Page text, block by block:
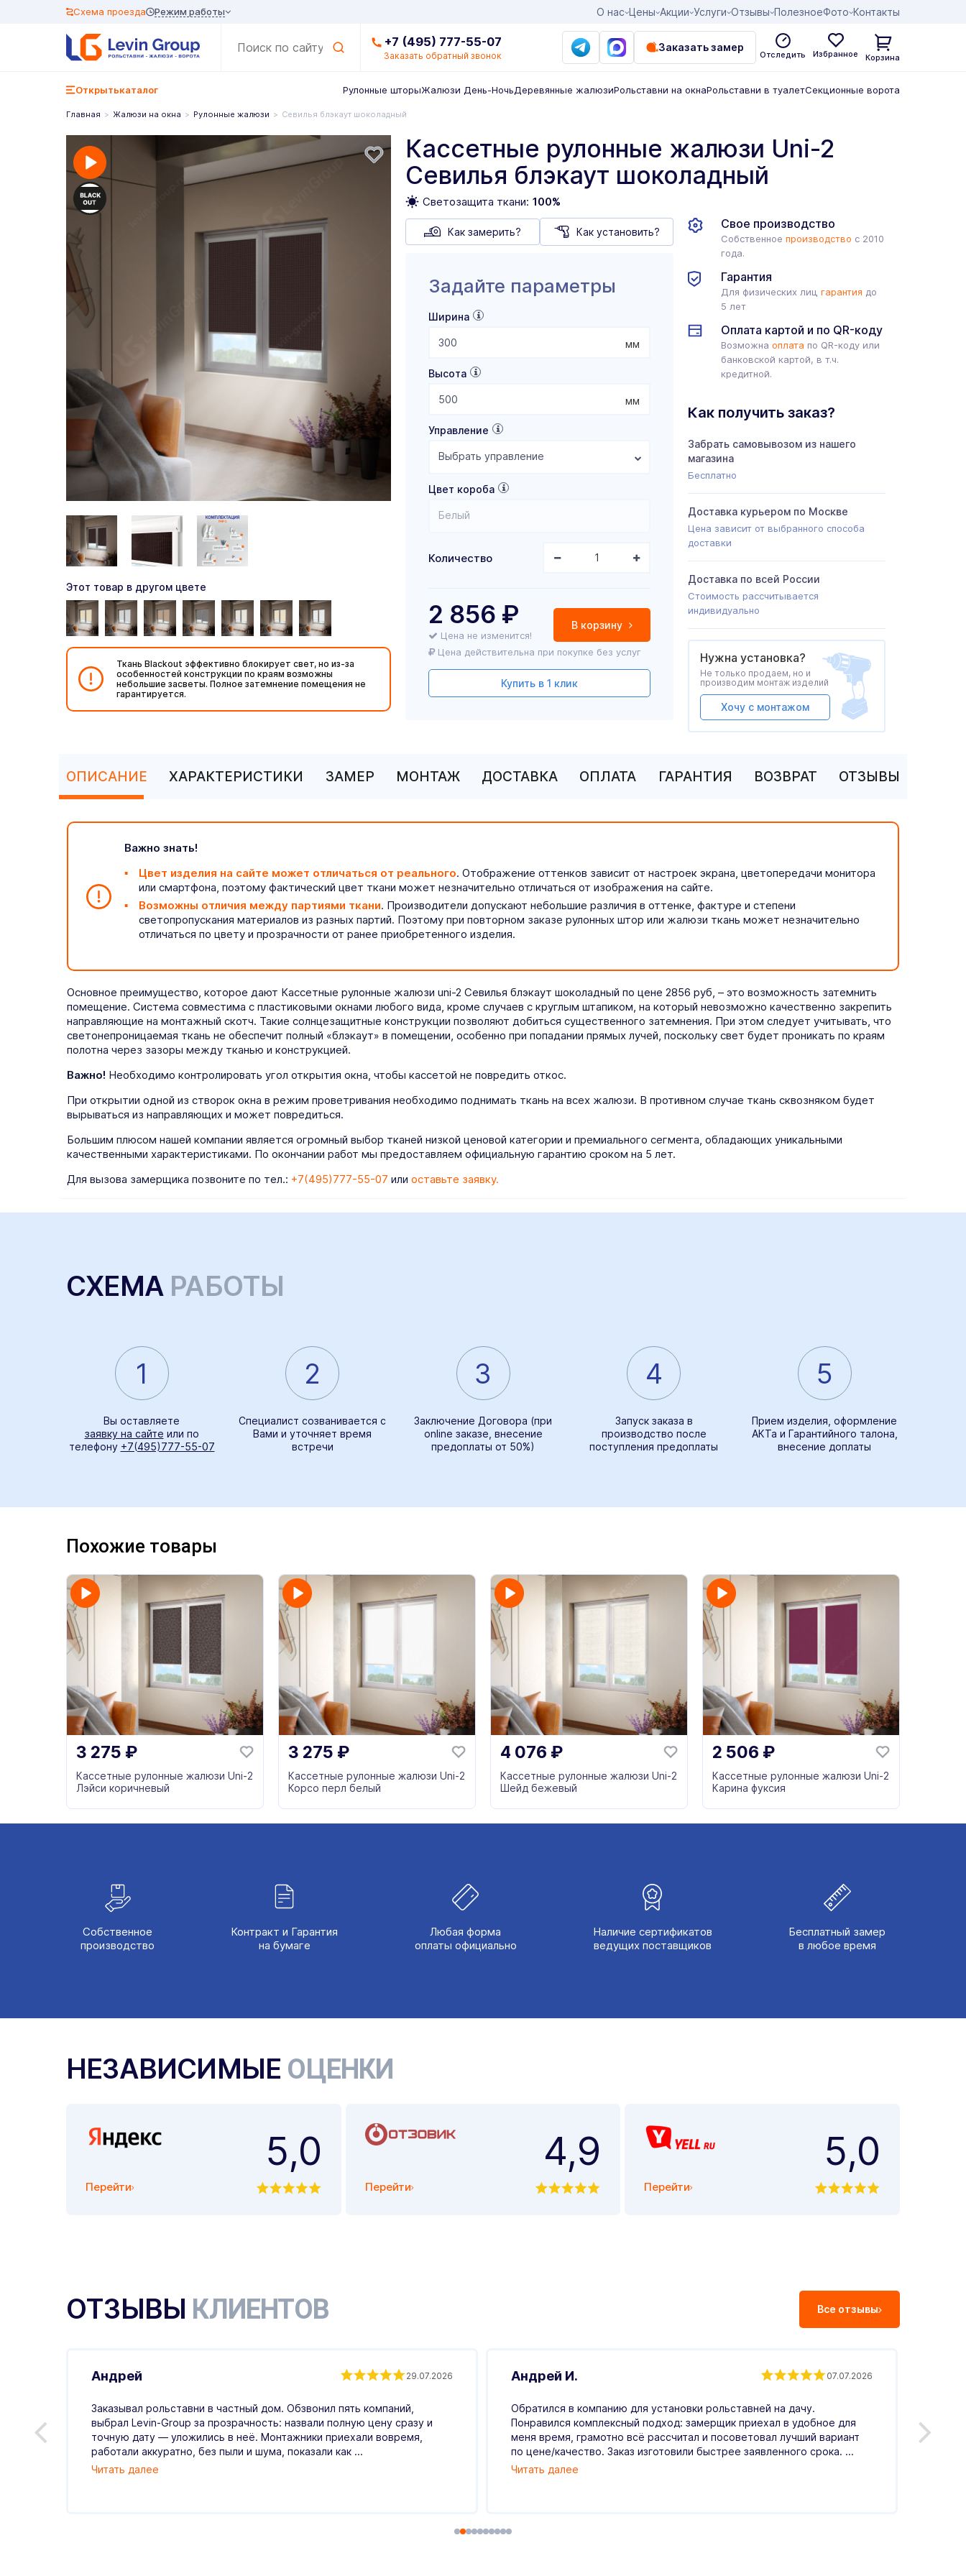
О нас Цены Акции Услуги Отзывы ПолезноеФото Контакты
Схема проезда Режим работы
+7 (495) 777-55-07
Заказать обратный звонок
Заказать замер
Отследить Избранное Корзина
Открытькаталог Рулонные шторыЖалюзи День-НочьДеревянные жалюзиРольставни на окнаРольставни в туалетСекционные ворота
Главная Жалюзи на окна Рулонные жалюзи Севилья блэкаут шоколадный
Кассетные рулонные жалюзи Uni-2
Севилья блэкаут шоколадный
Светозащита ткани: 100%
Этот товар в другом цвете
Ткань Blackout эффективно блокирует свет, но из-за
особенностей конструкции по краям возможны
небольшие засветы. Полное затемнение помещения не
гарантируется.
Как замерить? Как установить?
Задайте параметры
Ширина
мм
Высота
мм
Управление
Выбрать управление
Цвет короба
Белый
Количество
В корзину
2 856 ₽
Цена не изменится!
Цена действительна при покупке без услуг
Купить в 1 клик
Свое производство
Собственноепроизводство с 2010
года.
Гарантия
Для физических лицгарантия до
5 лет
Оплата картой и по QR-коду
Возможнаоплата по QR-коду или
банковской картой, в т.ч.
кредитной.
Как получить заказ?
Забрать самовывозом из нашего
магазина
Бесплатно
Доставка курьером по Москве
Цена зависит от выбранного способа
доставки
Доставка по всей России
Стоимость рассчитывается
индивидуально
Нужна установка?
Не только продаем, но и
производим монтаж изделий
Хочу с монтажом
ОПИСАНИЕ ХАРАКТЕРИСТИКИ ЗАМЕР МОНТАЖ ДОСТАВКА ОПЛАТА ГАРАНТИЯ ВОЗВРАТ ОТЗЫВЫ
Важно знать!
Цвет изделия на сайте может отличаться от реального. Отображение оттенков зависит от настроек экрана, цветопередачи монитора
или смартфона, поэтому фактический цвет ткани может незначительно отличаться от изображения на сайте.
Возможны отличия между партиями ткани. Производители допускают небольшие различия в оттенке, фактуре и степени
светопропускания материалов из разных партий. Поэтому при повторном заказе рулонных штор или жалюзи ткань может незначительно
отличаться по цвету и прозрачности от ранее приобретенного изделия.
Основное преимущество, которое дают Кассетные рулонные жалюзи uni-2 Севилья блэкаут шоколадный по цене 2856 руб, – это возможность затемнить
помещение. Система совместима с пластиковыми окнами любого вида, кроме случаев с круглым штапиком, на который невозможно качественно закрепить
направляющие на монтажный скотч. Такие солнцезащитные конструкции позволяют добиться существенного затемнения. При этом следует учитывать, что
светонепроницаемая ткань не обеспечит полный «блэкаут» в помещении, особенно при попадании прямых лучей, поскольку свет будет проникать по краям
полотна через зазоры между тканью и конструкцией.
Важно! Необходимо контролировать угол открытия окна, чтобы кассетой не повредить откос.
При открытии одной из створок окна в режим проветривания необходимо поднимать ткань на всех жалюзи. В противном случае ткань сквозняком будет
вырываться из направляющих и может повредиться.
Большим плюсом нашей компании является огромный выбор тканей низкой ценовой категории и премиального сегмента, обладающих уникальными
качественными характеристиками. По окончании работ мы предоставляем официальную гарантию сроком на 5 лет.
Для вызова замерщика позвоните по тел.: +7(495)777-55-07 или оставьте заявку.
СХЕМА РАБОТЫ
1
Вы оставляете
заявку на сайте или по
телефону +7(495)777-55-07
2
Специалист созванивается с
Вами и уточняет время
встречи
3
Заключение Договора (при
online заказе, внесение
предоплаты от 50%)
4
Запуск заказа в
производство после
поступления предоплаты
5
Прием изделия, оформление
АКТа и Гарантийного талона,
внесение доплаты
Похожие товары
3 275 ₽
Кассетные рулонные жалюзи Uni-2
Лэйси коричневый
3 275 ₽
Кассетные рулонные жалюзи Uni-2
Корсо перл белый
4 076 ₽
Кассетные рулонные жалюзи Uni-2
Шейд бежевый
2 506 ₽
Кассетные рулонные жалюзи Uni-2
Карина фуксия
Собственное
производство
Контракт и Гарантия
на бумаге
Любая форма
оплаты официально
Наличие сертификатов
ведущих поставщиков
Бесплатный замер
в любое время
НЕЗАВИСИМЫЕ ОЦЕНКИ
Перейти
5,0
Перейти
4,9
Перейти
5,0
ОТЗЫВЫ КЛИЕНТОВ Все отзывы
Андрей 29.07.2026
Заказывал рольставни в частный дом. Обзвонил пять компаний,
выбрал Levin-Group за прозрачность: назвали полную цену сразу и
точную дату — уложились в неё. Монтажники приехали вовремя,
работали аккуратно, без пыли и шума, показали как ...
Читать далее
Андрей И. 07.07.2026
Обратился в компанию для установки рольставней на дачу.
Понравился комплексный подход: замерщик приехал в удобное для
меня время, грамотно всё рассчитал и посоветовал лучший вариант
по цене/качество. Заказ изготовили быстрее заявленного срока. ...
Читать далее